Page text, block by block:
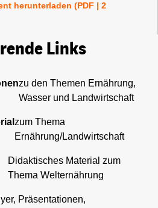
herunterladen (PDF | 2
Links
zu den Themen Ernährung,
Wasser und Landwirtschaft
zum Thema
Ernährung/Landwirtschaft
Didaktisches Material zum
Thema Welternährung
Präsentationen,